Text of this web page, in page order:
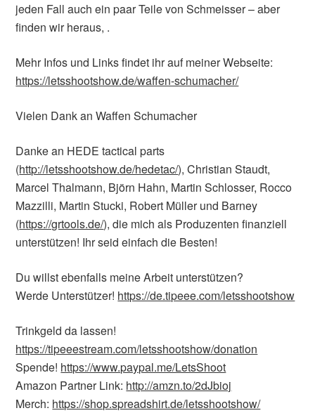
jeden Fall auch ein paar Teile von Schmeisser – aber
finden wir heraus, .
Mehr Infos und Links findet ihr auf meiner Webseite:
https://letsshootshow.de/waffen-schumacher/
Vielen Dank an Waffen Schumacher
Danke an HEDE tactical parts
(http://letsshootshow.de/hedetac/), Christian Staudt,
Marcel Thalmann, Björn Hahn, Martin Schlosser, Rocco
Mazzilli, Martin Stucki, Robert Müller und Barney
(https://grtools.de/), die mich als Produzenten finanziell
unterstützen! Ihr seid einfach die Besten!
Du willst ebenfalls meine Arbeit unterstützen?
Werde Unterstützer! https://de.tipeee.com/letsshootshow
Trinkgeld da lassen!
https://tipeeestream.com/letsshootshow/donation
Spende! https://www.paypal.me/LetsShoot
Amazon Partner Link: http://amzn.to/2dJbioj
Merch: https://shop.spreadshirt.de/letsshootshow/